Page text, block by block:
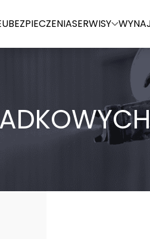
UBEZPIECZENIASERWISY